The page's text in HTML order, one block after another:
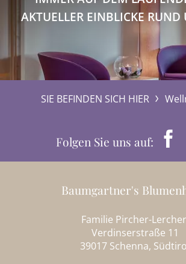
AKTUELLER EINBLICKE RUND
SIE BEFINDEN SICH HIER
Folgen Sie uns auf:
Baumgartner's
Familie Pircher-Lercher
Verdinserstraße 11
39017 Schenna,